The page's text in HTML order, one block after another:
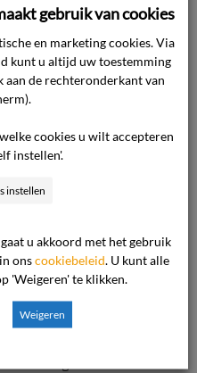
conditie van de
Verfsysteem
op vele plaatsen
vochtwaarden
is. De hechting van
op het
het totale
afbladdert.
de pleisterlaag op
algemeen slecht.
kloppen hoort men
gebruik van cookies
en marketing cookies. Via
kunt u altijd uw toestemming
de rechteronderkant van
cookies u wilt accepteren
instellen'.
instellen
u akkoord met het gebruik
onscookiebeleid . U kunt alle
'Weigeren' te klikken.
Weigeren